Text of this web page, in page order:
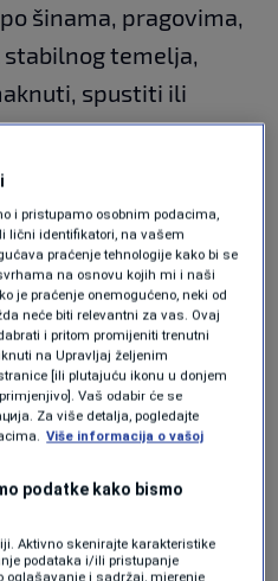
šinama, pragovima,
stabilnog temelja,
spustiti ili
pravi od tvrdog,
a ne od glatkih
kamenju da se
pomalo fleksibilnu
u nošenju
ogromne sile na
biti posebno
i pristupamo osobnim podacima,
lični identifikatori, na vašem
praćenje tehnologije kako bi se
na osnovu kojih mi i naši
je praćenje onemogućeno, neki od
neće biti relevantni za vas. Ovaj
i pritom promijeniti trenutni
na Upravljaj željenim
[ili plutajuću ikonu u donjem
Vaš odabir će se
Za više detalja, pogledajte
Više informacija o vašoj
podatke kako bismo
Aktivno skenirajte karakteristike
podataka i/ili pristupanje
oglašavanje i sadržaj, mjerenje